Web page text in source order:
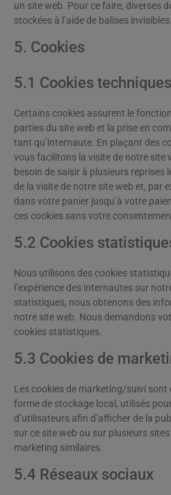
un site web. Pour ce faire, diverses
stockées à l’aide de balises invisibles.
5. Cookies
5.1 Cookies
Certains cookies assurent le
parties du site web et la prise en
tant qu’internaute. En plaçant des
vous facilitons la visite de notre site
besoin de saisir à plusieurs
de la visite de notre site web et, par
dans votre panier jusqu’à votre
ces cookies sans votre
5.2 Cookies
Nous utilisons des cookies
l’expérience des internautes sur
statistiques, nous obtenons des
notre site web. Nous demandons
cookies statistiques.
5.3 Cookies de
Les cookies de marketing/suivi
forme de stockage local, utilisés
d’utilisateurs afin d’afficher de la
sur ce site web ou sur plusieurs
marketing similaires.
5.4 Réseaux sociaux